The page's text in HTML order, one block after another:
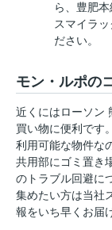
ら、豊肥
スマイラ
ださい。
モン・ルポの
近くにはローソン
買い物に便利です
利用可能な物件な
共用部にゴミ置き
のトラブル回避に
集めたい方は当社
報をいち早くお届